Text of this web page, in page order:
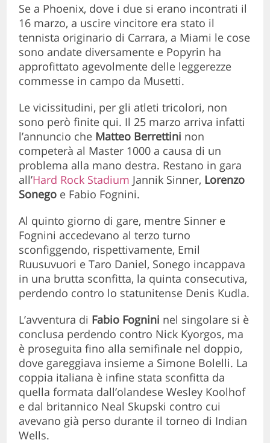
Se a Phoenix, dove i due si erano incontrati il
16 marzo, a uscire vincitore era stato il
tennista originario di Carrara, a Miami le cose
sono andate diversamente e Popyrin ha
approfittato agevolmente delle leggerezze
commesse in campo da Musetti.
Le vicissitudini, per gli atleti tricolori, non
sono però finite qui. Il 25 marzo arriva infatti
l’annuncio che Matteo Berrettini non
competerà al Master 1000 a causa di un
problema alla mano destra. Restano in gara
all’Hard Rock Stadium Jannik Sinner, Lorenzo
Sonego e Fabio Fognini.
Al quinto giorno di gare, mentre Sinner e
Fognini accedevano al terzo turno
sconfiggendo, rispettivamente, Emil
Ruusuvuori e Taro Daniel, Sonego incappava
in una brutta sconfitta, la quinta consecutiva,
perdendo contro lo statunitense Denis Kudla.
L’avventura di Fabio Fognini nel singolare si è
conclusa perdendo contro Nick Kyorgos, ma
è proseguita fino alla semifinale nel doppio,
dove gareggiava insieme a Simone Bolelli. La
coppia italiana è infine stata sconfitta da
quella formata dall’olandese Wesley Koolhof
e dal britannico Neal Skupski contro cui
avevano già perso durante il torneo di Indian
Wells.